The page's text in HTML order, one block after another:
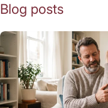
Blog posts